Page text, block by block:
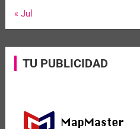
« Jul
TU PUBLICIDAD